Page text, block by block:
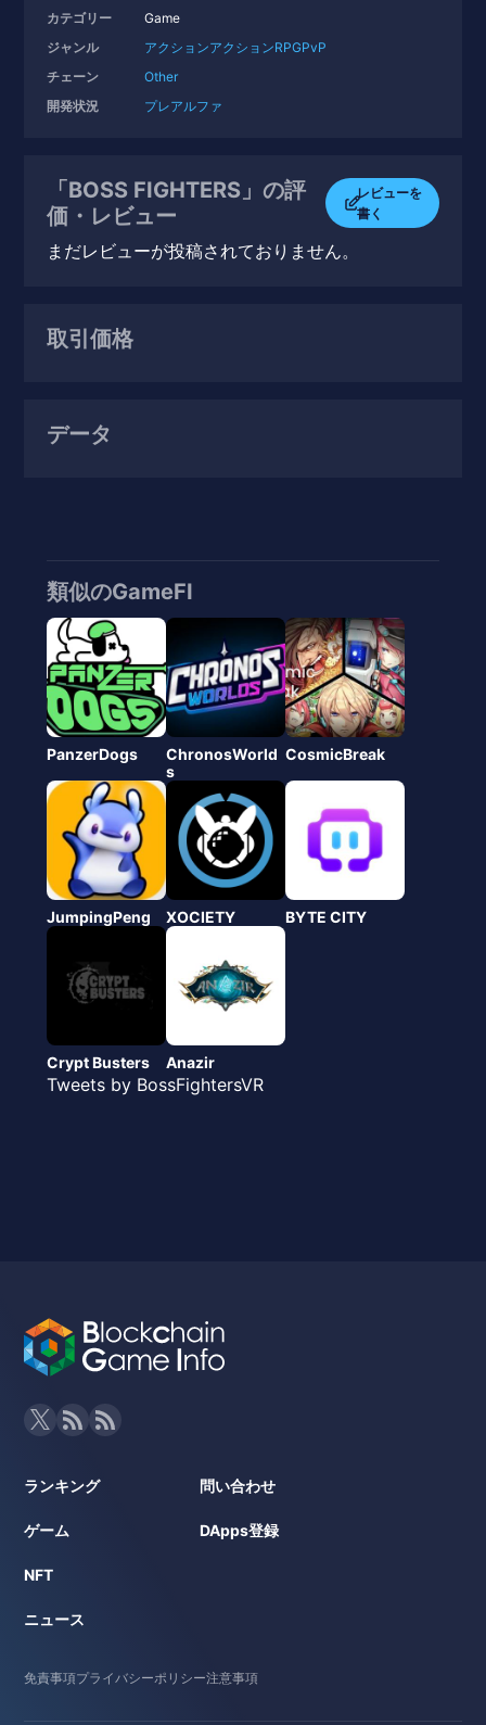
カテゴリー
Game
ジャンル
アクションアクションRPGPvP
チェーン
Other
開発状況
プレアルファ
「BOSS FIGHTERS」の評
価・レビュー
レビューを
書く
まだレビューが投稿されておりません。
取引価格
データ
類似のGameFI
PanzerDogs
ChronosWorld
s
CosmicBreak
JumpingPeng XOCIETY BYTE CITY
Crypt Busters Anazir
Tweets by BossFightersVR
ランキング
ゲーム
NFT
ニュース
問い合わせ
DApps登録
免責事項プライバシーポリシー注意事項